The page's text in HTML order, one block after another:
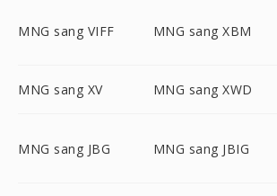
MNG sang VIFF MNG sang XBM
MNG sang XV MNG sang XWD
MNG sang JBG MNG sang JBIG